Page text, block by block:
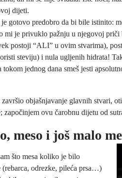
dijeti.
gotovo predobro da bi bile istinito:
mi je privuklo pažnju u njegovoj
postoji “ALI” u ovim stvarima),
steviju) i nula ugljenih hidrata!
tokom jednog dana smeš jesti
objašnjavanje glavnih stvari,
započinjem ovu čarobnu dijetu od
meso i još malo
što mesa koliko je bilo
(rebarca, odrezke, pileća prsa…)